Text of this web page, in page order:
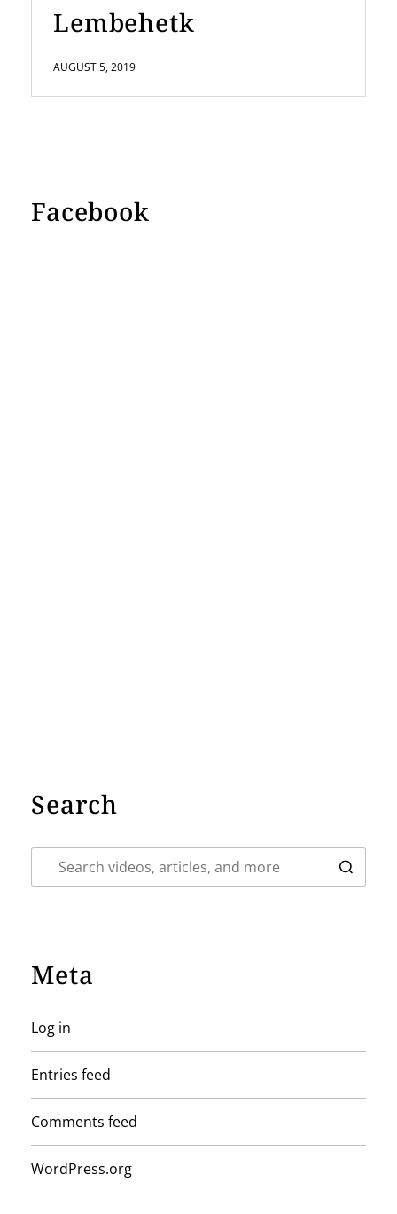
Lembehetk
AUGUST 5, 2019
Facebook
Search
Meta
Log in
Entries feed
Comments feed
WordPress.org